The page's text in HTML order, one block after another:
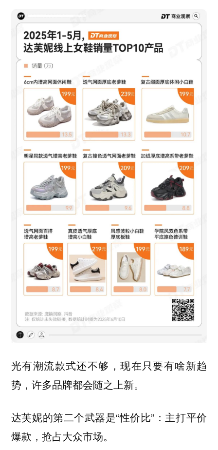
光有潮流款式还不够，现在只要有啥新趋
势，许多品牌都会随之上新。
达芙妮的第二个武器是“性价比”： 主打平价
爆款，抢占大众市场。